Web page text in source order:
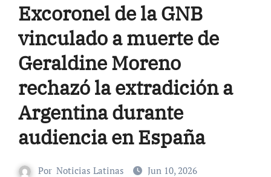
Excoronel de la GNB
vinculado a muerte de
Geraldine Moreno
rechazó la extradición a
Argentina durante
audiencia en España
Por Noticias Latinas Jun 10, 2026